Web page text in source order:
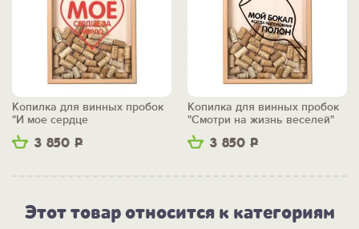
3 850 Р
Копилка для винных пробок
"И мое сердце
остановилось..."
3 850 Р
Копилка для винных пробок
"Смотри на жизнь веселей"
Этот товар относится к категориям